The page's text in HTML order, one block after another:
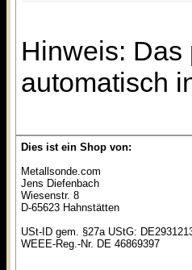
Hinweis: Das
automatisch
Dies ist ein Shop von:
Metallsonde.com
Jens Diefenbach
Wiesenstr. 8
D-65623 Hahnstätten
USt-ID gem. §27a UStG:
WEEE-Reg.-Nr. DE 46869397